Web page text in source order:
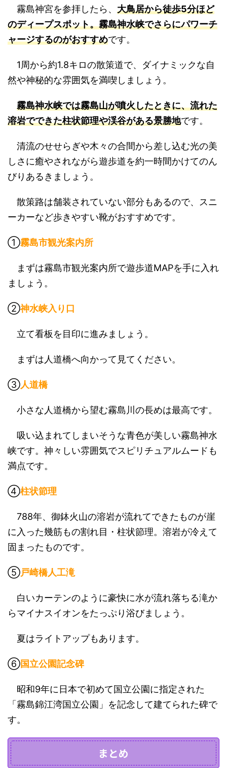
霧島神宮を参拝したら、 大鳥居から徒歩5分ほど
のディープスポット。霧島神水峡でさらにパワーチ
ャージするのがおすすめです。
1周から約1.8キロの散策道で、ダイナミックな自
然や神秘的な雰囲気を満喫しましょう。
霧島神水峡では霧島山が噴火したときに、流れた
溶岩でできた柱状節理や渓谷がある景勝地です。
清流のせせらぎや木々の合間から差し込む光の美
しさに癒やされながら遊歩道を約一時間かけてのん
びりあるきましょう。
散策路は舗装されていない部分もあるので、スニ
ーカーなど歩きやすい靴がおすすめです。
①霧島市観光案内所
まずは霧島市観光案内所で遊歩道MAPを手に入れ
ましょう。
②神水峡入り口
立て看板を目印に進みましょう。
まずは人道橋へ向かって見てください。
③人道橋
小さな人道橋から望む霧島川の長めは最高です。
吸い込まれてしまいそうな青色が美しい霧島神水
峡です。神々しい雰囲気でスピリチュアルムードも
満点です。
④柱状節理
788年、御鉢火山の溶岩が流れてできたものが崖
に入った幾筋もの割れ目・柱状節理。溶岩が冷えて
固まったものです。
⑤戸崎橋人工滝
白いカーテンのように豪快に水が流れ落ちる滝か
らマイナスイオンをたっぷり浴びましょう。
夏はライトアップもあります。
⑥国立公園記念碑
昭和9年に日本で初めて国立公園に指定された
「霧島錦江湾国立公園」を記念して建てられた碑で
す。
まとめ